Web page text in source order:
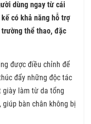
dùng ngay từ cái
có khả năng hỗ trợ
thể thao, đặc
được điều chỉnh để
đẩy những độc tác
giày làm từ da tổng
bàn chân không bị